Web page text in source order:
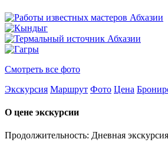
Смотреть все фото
Экскурсия Маршрут Фото Цена
О цене экскурсии
Продолжительность: Дневная экскурсия